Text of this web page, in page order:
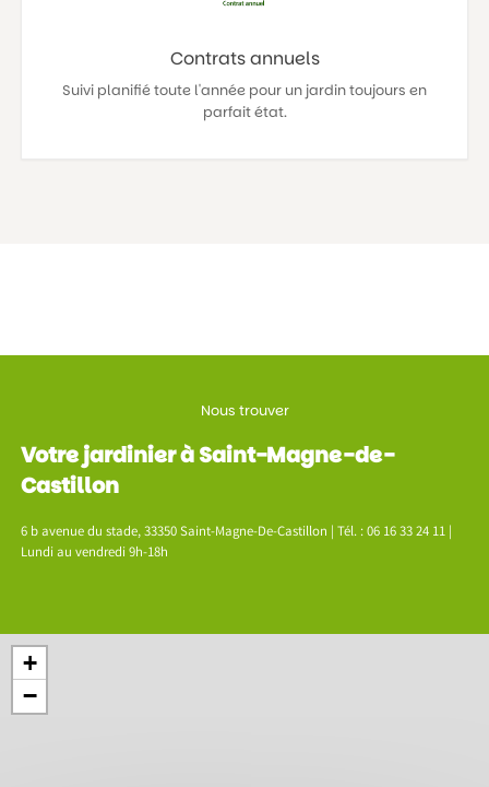
Contrats annuels
Suivi planifié toute l'année pour un jardin toujours en
parfait état.
Nous trouver
Votre jardinier à Saint-Magne-de-
Castillon
6 b avenue du stade, 33350 Saint-Magne-De-Castillon | Tél. : 06 16 33 24 11 |
Lundi au vendredi 9h-18h
+
−